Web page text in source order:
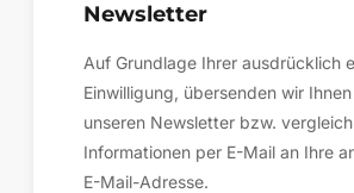
Newsletter
Auf Grundlage Ihrer ausdrücklich
Einwilligung, übersenden wir
unseren Newsletter bzw.
Informationen per E-Mail an Ihre
E-Mail-Adresse.